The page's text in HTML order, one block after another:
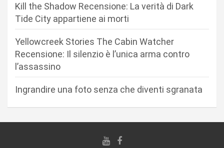
Kill the Shadow Recensione: La verità di Dark
Tide City appartiene ai morti
Yellowcreek Stories The Cabin Watcher
Recensione: Il silenzio è l’unica arma contro
l’assassino
Ingrandire una foto senza che diventi sgranata